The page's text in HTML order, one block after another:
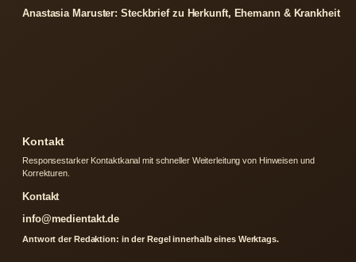
Anastasia Maruster: Steckbrief zu Herkunft, Ehemann & Krankheit
Kontakt
Responsestarker Kontaktkanal mit schneller Weiterleitung von Hinweisen und
Korrekturen.
Kontakt
info@medientakt.de
Antwort der Redaktion: in der Regel innerhalb eines Werktags.